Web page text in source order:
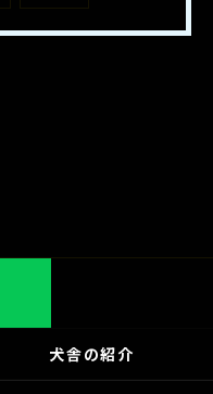
犬舎の紹介